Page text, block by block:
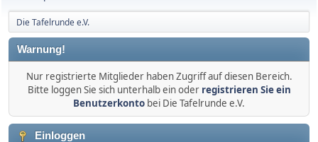
Die Tafelrunde e.V.
Warnung!
Nur registrierte Mitglieder haben Zugriff auf diesen Bereich.
Bitte loggen Sie sich unterhalb ein oder registrieren Sie ein
Benutzerkonto bei Die Tafelrunde e.V.
Einloggen